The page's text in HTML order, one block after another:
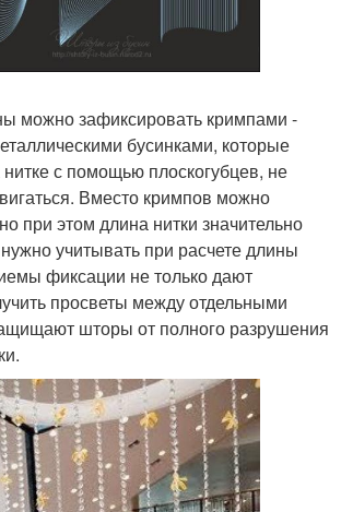
можно зафиксировать кримпами -
бусинками, которые
с помощью плоскогубцев, не
Вместо кримпов можно
при этом длина нитки значительно
учитывать при расчете длины
фиксации не только дают
просветы между отдельными
шторы от полного разрушения